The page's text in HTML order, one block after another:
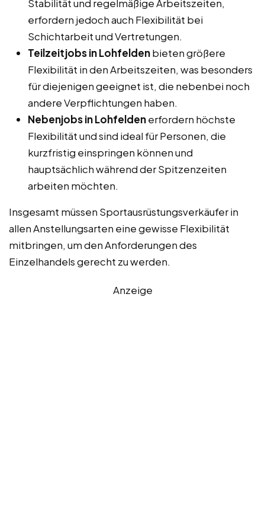
Stabilität und regelmäßige Arbeitszeiten,
erfordern jedoch auch Flexibilität bei
Schichtarbeit und Vertretungen.
Teilzeitjobs in Lohfeldenbieten größere
Flexibilität in den Arbeitszeiten, was besonders
für diejenigen geeignet ist, die nebenbei noch
andere Verpflichtungen haben.
Nebenjobs in Lohfeldenerfordern höchste
Flexibilität und sind ideal für Personen, die
kurzfristig einspringen können und
hauptsächlich während der Spitzenzeiten
arbeiten möchten.
Insgesamt müssen Sportausrüstungsverkäufer in
allen Anstellungsarten eine gewisse Flexibilität
mitbringen, um den Anforderungen des
Einzelhandels gerecht zu werden.
Anzeige